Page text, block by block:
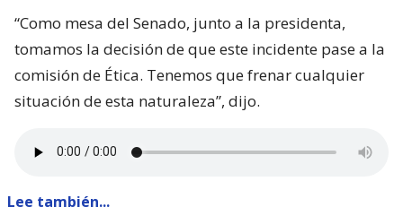
“Como mesa del Senado, junto a la presidenta,
tomamos la decisión de que este incidente pase a la
comisión de Ética. Tenemos que frenar cualquier
situación de esta naturaleza”, dijo.
Lee también...